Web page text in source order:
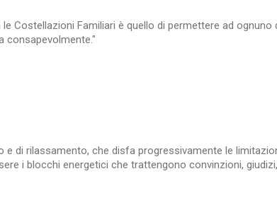
Costellazioni Familiari è quello di permettere ad
consapevolmente."
e di rilassamento, che disfa progressivamente le
i blocchi energetici che trattengono convinzioni,